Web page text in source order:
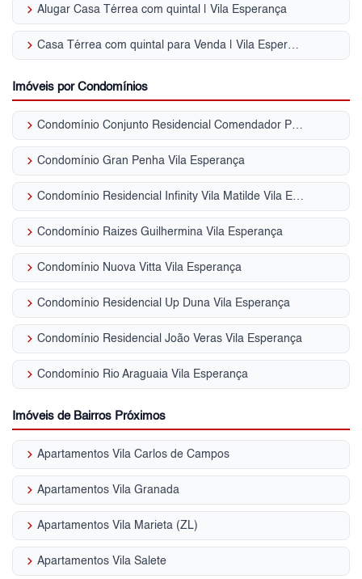
keyboard_arrow_right Alugar Casa Térrea com quintal | Vila Esperança
keyboard_arrow_right Casa Térrea com quintal para Venda | Vila Esperança
Imóveis por Condomínios
keyboard_arrow_right Condomínio Conjunto Residencial Comendador Pedro Lima Vila Esperança
keyboard_arrow_right Condomínio Gran Penha Vila Esperança
keyboard_arrow_right Condomínio Residencial Infinity Vila Matilde Vila Esperança
keyboard_arrow_right Condomínio Raizes Guilhermina Vila Esperança
keyboard_arrow_right Condomínio Nuova Vitta Vila Esperança
keyboard_arrow_right Condomínio Residencial Up Duna Vila Esperança
keyboard_arrow_right Condomínio Residencial João Veras Vila Esperança
keyboard_arrow_right Condomínio Rio Araguaia Vila Esperança
Imóveis de Bairros Próximos
keyboard_arrow_right Apartamentos Vila Carlos de Campos
keyboard_arrow_right Apartamentos Vila Granada
keyboard_arrow_right Apartamentos Vila Marieta (ZL)
keyboard_arrow_right Apartamentos Vila Salete